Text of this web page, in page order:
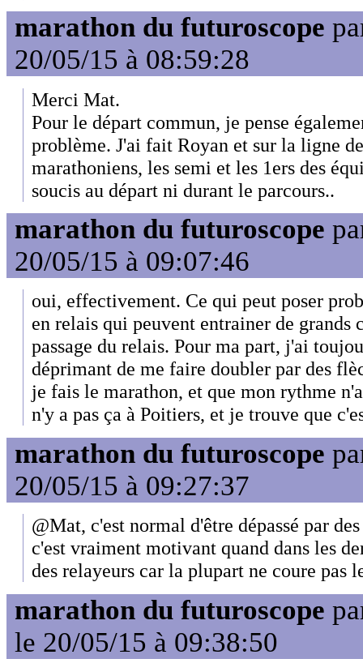
marathon du futuroscope
20/05/15 à 08:59:28
Merci Mat.
Pour le départ commun, je pense
problème. J'ai fait Royan et sur la ligne
marathoniens, les semi et les 1ers des
soucis au départ ni durant le parcours..
marathon du futuroscope
20/05/15 à 09:07:46
oui, effectivement. Ce qui peut poser
en relais qui peuvent entrainer de grands
passage du relais. Pour ma part, j'ai
déprimant de me faire doubler par des
je fais le marathon, et que mon rythme
n'y a pas ça à Poitiers, et je trouve que
marathon du futuroscope
20/05/15 à 09:27:37
@Mat, c'est normal d'être dépassé par
c'est vraiment motivant quand dans les
des relayeurs car la plupart ne coure pas
marathon du futuroscope
le 20/05/15 à 09:38:50